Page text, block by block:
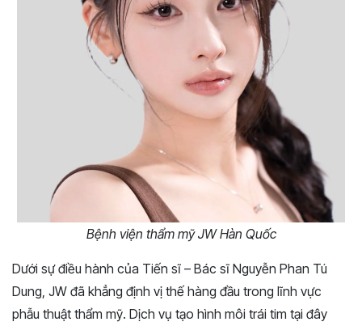
Bệnh viện thẩm mỹ JW Hàn Quốc
Dưới sự điều hành của Tiến sĩ – Bác sĩ Nguyễn Phan Tú
Dung, JW đã khẳng định vị thế hàng đầu trong lĩnh vực
phẫu thuật thẩm mỹ. Dịch vụ tạo hình môi trái tim tại đây